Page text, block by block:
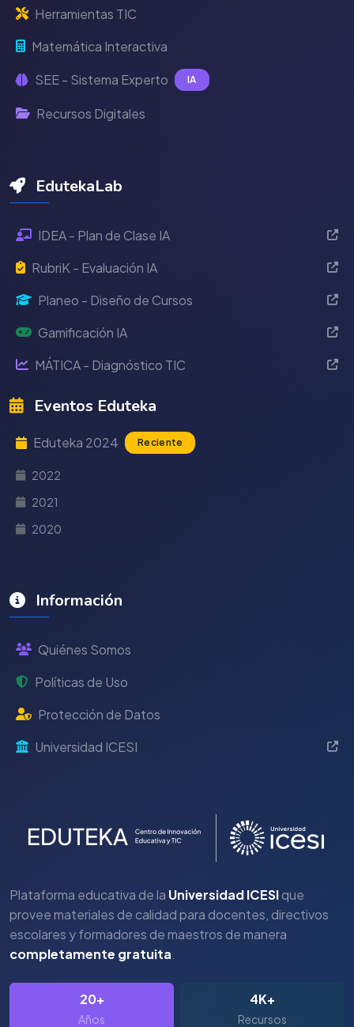
Herramientas TIC
Matemática Interactiva
SEE - Sistema Experto IA
Recursos Digitales
EdutekaLab
IDEA - Plan de Clase IA
RubriK - Evaluación IA
Planeo - Diseño de Cursos
Gamificación IA
MÁTICA - Diagnóstico TIC
Eventos Eduteka
Eduteka 2024 Reciente
2022
2021
2020
Información
Quiénes Somos
Políticas de Uso
Protección de Datos
Universidad ICESI
Plataforma educativa de la Universidad ICESIque
provee materiales de calidad para docentes, directivos
escolares y formadores de maestros de manera
completamente gratuita.
20+
Años
4K+
Recursos